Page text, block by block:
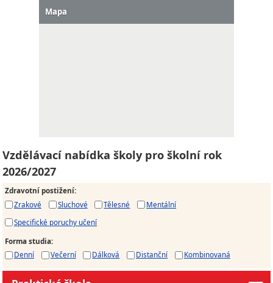
Mapa
Vzdělávací nabídka školy pro školní rok
2026/2027
Zdravotní postižení:
Zrakové
Sluchové Tělesné
Mentální
Specifické poruchy učení
Forma studia:
Denní
Večerní Dálková Distanční Kombinovaná